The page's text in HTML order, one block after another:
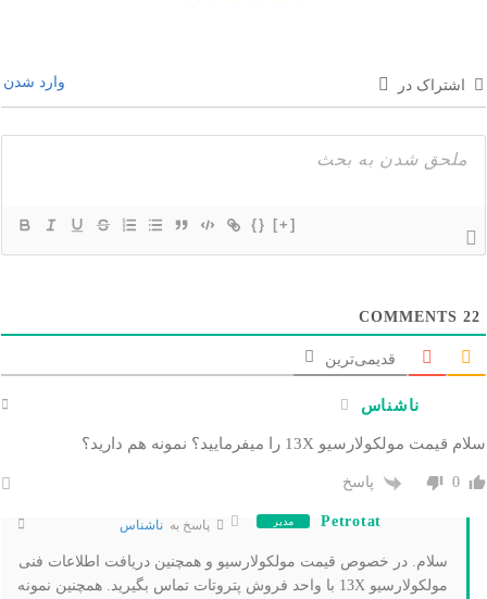
اشتراک در وارد شدن
{} [+]
22
قدیمی‌ترین
ناشناس
سلام قیمت مولکولارسیو 13X را میفرمایید؟ نمونه هم دارید؟
0 پاسخ
Petrotat مدیر پاسخ به ناشناس
سلام. در خصوص قیمت مولکولارسیو و همچنین دریافت اطلاعات فنی
مولکولارسیو 13X با واحد فروش پتروتات تماس بگیرید. همچنین نمونه